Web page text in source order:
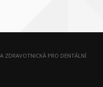
ZDRAVOTNICKÁ PRO DENTÁLNÍ